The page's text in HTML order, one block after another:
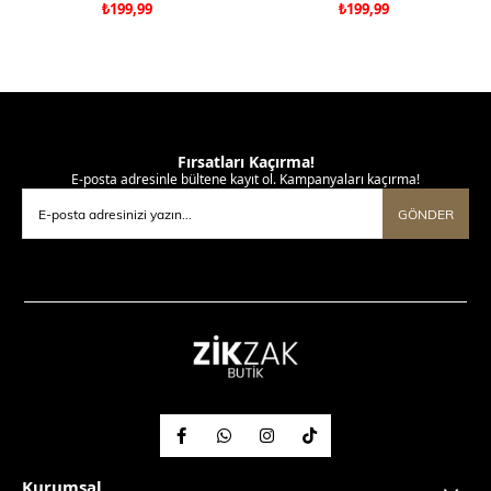
₺199,99
₺199,99
Fırsatları Kaçırma!
E-posta adresinle bültene kayıt ol. Kampanyaları kaçırma!
GÖNDER
Kurumsal